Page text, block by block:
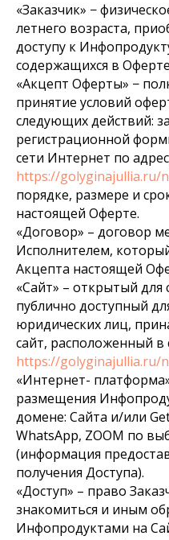
«Заказчик» −
летнего возраста,
доступу к
содержащихся в
«Акцепт Оферты» −
принятие условий
следующих действий:
регистрационной
сети Интернет по
https://golyginajullia.ru/
порядке, размере и
настоящей Оферте.
«Договор» – договор
Исполнителем,
Акцепта настоящей
«Сайт» – открытый для
публично доступный
юридических лиц,
сайт, расположенный
https://golyginajullia.ru/
«Интернет-
размещения
домене: Сайта и/или
WhatsApp, ZOOM по
(информация
получения Доступа).
«Доступ» – право
знакомиться и иным
Инфопродуктами на